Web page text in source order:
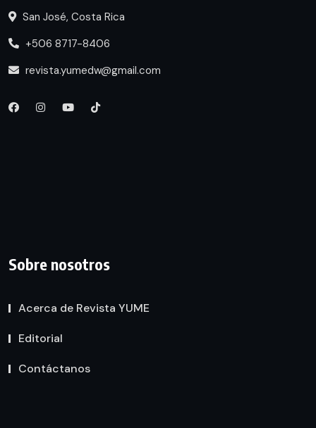
San José, Costa Rica
+506 8717-8406
revista.yumedw@gmail.com
Sobre nosotros
Acerca de Revista YUME
Editorial
Contáctanos